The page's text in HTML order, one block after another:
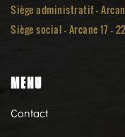
Siège administratif -
Siège social -Arcane 17 -
MENU
Contact